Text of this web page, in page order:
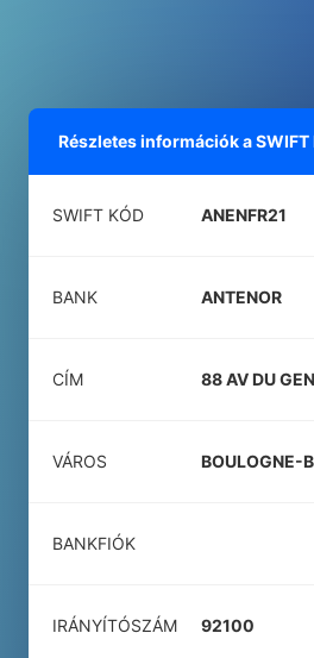
Részletes információk a
SWIFT KÓD ANENFR21
BANK ANTENOR
CÍM 88 AV DU
VÁROS BOULOGNE-
BANKFIÓK
IRÁNYÍTÓSZÁM 92100